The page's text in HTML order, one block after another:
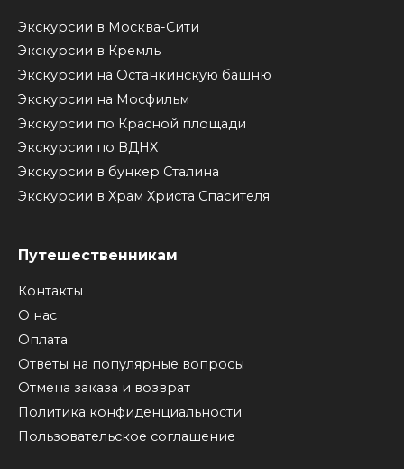
Экскурсии в Москва-Сити
Экскурсии в Кремль
Экскурсии на Останкинскую башню
Экскурсии на Мосфильм
Экскурсии по Красной площади
Экскурсии по ВДНХ
Экскурсии в бункер Сталина
Экскурсии в Храм Христа Спасителя
Путешественникам
Контакты
О нас
Оплата
Ответы на популярные вопросы
Отмена заказа и возврат
Политика конфиденциальности
Пользовательское соглашение